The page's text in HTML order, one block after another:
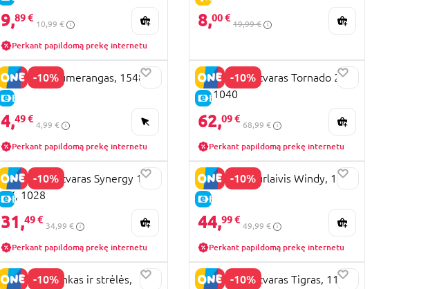
9,89 €
10,99 €
Perkant papildomą prekę internetu
4001664912452
8,00 €
19,99 €
-10%
E-KAINA
GUNTHER bumerangas, 1548
4,49 €
4,99 €
Perkant papildomą prekę internetu
-10%
E-KAINA
GUNTHER aitvaras Tornado 2,0
m, 1040
62,09 €
68,99 €
Perkant papildomą prekę internetu
-10%
E-KAINA
GUNTHER aitvaras Synergy 125
GX, 1028
31,49 €
34,99 €
Perkant papildomą prekę internetu
-10%
E-KAINA
GUNTHER burlaivis Windy, 1804
44,99 €
49,99 €
Perkant papildomą prekę internetu
-10%
GUNTHER lankas ir strėlės,
-10%
GUNTHER aitvaras Tigras, 1153